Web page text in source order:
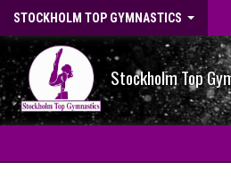
STOCKHOLM TOP GYMNASTICS
Stockholm Top